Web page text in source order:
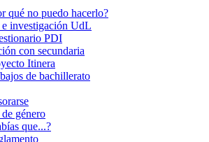
qué no puedo hacerlo?
investigación UdL
PDI
con secundaria
Itinera
de bachillerato
género
que...?